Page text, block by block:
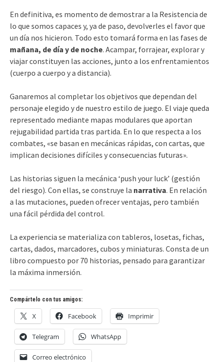
En definitiva, es momento de demostrar a la Resistencia de
lo que somos capaces y, ya de paso, devolverles el favor que
un día nos hicieron. Todo esto tomará forma en las fases de
mañana, de día y de noche. Acampar, forrajear, explorar y
viajar constituyen las acciones, junto a los enfrentamientos
(cuerpo a cuerpo y a distancia).
Ganaremos al completar los objetivos que dependan del
personaje elegido y de nuestro estilo de juego. El viaje queda
representado mediante mapas modulares que aportan
rejugabilidad partida tras partida. En lo que respecta a los
combates, «se basan en mecánicas rápidas, con cartas, que
implican decisiones difíciles y consecuencias futuras».
Las historias siguen la mecánica ‘push your luck’ (gestión
del riesgo). Con ellas, se construye la narrativa. En relación
a las mutaciones, pueden ofrecer ventajas, pero también
una fácil pérdida del control.
La experiencia se materializa con tableros, losetas, fichas,
cartas, dados, marcadores, cubos y miniaturas. Consta de un
libro compuesto por 70 historias, pensado para garantizar
la máxima inmersión.
Compártelo con tus amigos:
X Facebook Imprimir
Telegram WhatsApp
Correo electrónico